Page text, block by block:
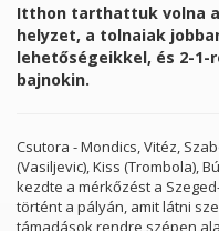
Itthon tarthattuk volna
helyzet, a tolnaiak
lehetőségeikkel, és 2-
bajnokin.
Csutora - Mondics, Vitéz,
(Vasiljevic), Kiss (Trombola),
kezdte a mérkőzést a
történt a pályán, amit látni
támadások rendre szépen